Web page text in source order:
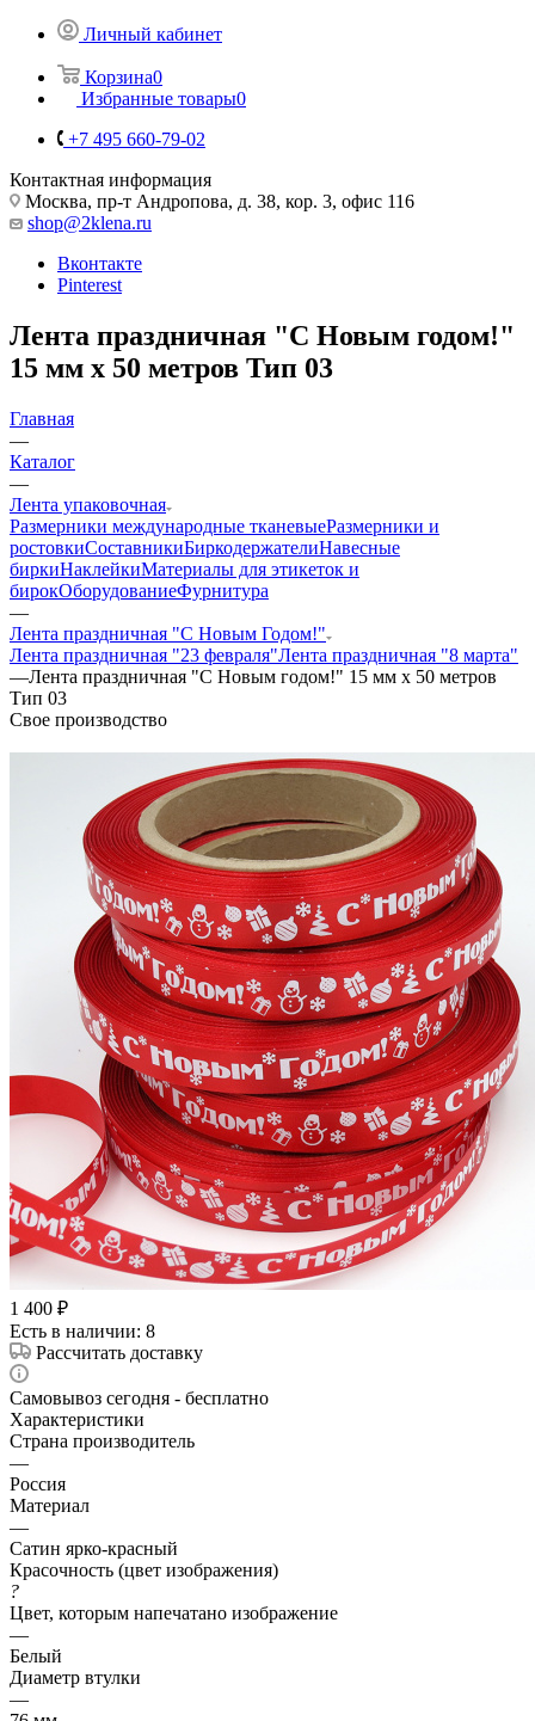
Личный кабинет
Корзина0
Избранные товары0
+7 495 660-79-02
Контактная информация
Москва, пр-т Андропова, д. 38, кор. 3, офис 116
shop@2klena.ru
Вконтакте
Pinterest
Лента праздничная "С Новым годом!"
15 мм х 50 метров Тип 03
Главная
—
Каталог
—
Лента упаковочная
Размерники международные тканевыеРазмерники и
ростовкиСоставникиБиркодержателиНавесные
биркиНаклейкиМатериалы для этикеток и
бирокОборудованиеФурнитура
—
Лента праздничная "С Новым Годом!"
Лента праздничная "23 февраля"Лента праздничная "8 марта"
—Лента праздничная "С Новым годом!" 15 мм х 50 метров
Тип 03
Свое производство
1 400 ₽
Есть в наличии: 8
Рассчитать доставку
Самовывоз сегодня - бесплатно
Характеристики
Страна производитель
—
Россия
Материал
—
Сатин ярко-красный
Красочность (цвет изображения)
?
Цвет, которым напечатано изображение
—
Белый
Диаметр втулки
—